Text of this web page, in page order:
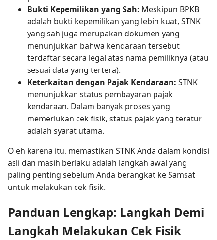
Bukti Kepemilikan yang Sah: Meskipun BPKB
adalah bukti kepemilikan yang lebih kuat, STNK
yang sah juga merupakan dokumen yang
menunjukkan bahwa kendaraan tersebut
terdaftar secara legal atas nama pemiliknya (atau
sesuai data yang tertera).
Keterkaitan dengan Pajak Kendaraan: STNK
menunjukkan status pembayaran pajak
kendaraan. Dalam banyak proses yang
memerlukan cek fisik, status pajak yang teratur
adalah syarat utama.
Oleh karena itu, memastikan STNK Anda dalam kondisi
asli dan masih berlaku adalah langkah awal yang
paling penting sebelum Anda berangkat ke Samsat
untuk melakukan cek fisik.
Panduan Lengkap: Langkah Demi
Langkah Melakukan Cek Fisik